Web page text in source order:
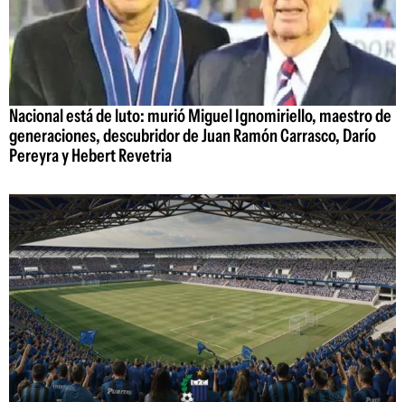
Nacional está de luto: murió Miguel Ignomiriello, maestro de
generaciones, descubridor de Juan Ramón Carrasco, Darío
Pereyra y Hebert Revetria